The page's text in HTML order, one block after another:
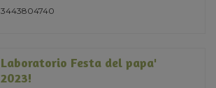
3443804740
Laboratorio Festa del papa'
2023!